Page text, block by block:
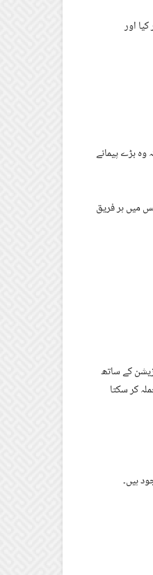
اور
ہے کہ وہ بڑے پیمانے
میں ہر فریق
کے ساتھ
کر سکتا
ہیں۔